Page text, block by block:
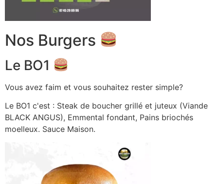
Nos Burgers
Le BO1
Vous avez faim et vous souhaitez rester simple?
Le BO1 c'est : Steak de boucher grillé et juteux (Viande
BLACK ANGUS), Emmental fondant, Pains briochés
moelleux. Sauce Maison.